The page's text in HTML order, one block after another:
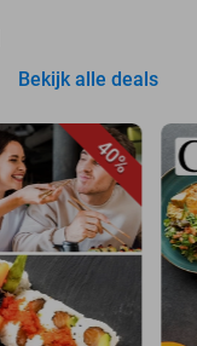
Bekijk alle deals
40%